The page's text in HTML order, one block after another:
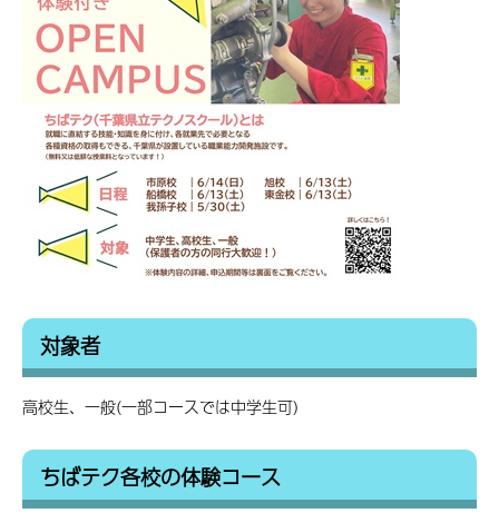
対象者
高校生、一般(一部コースでは中学生可)
ちばテク各校の体験コース